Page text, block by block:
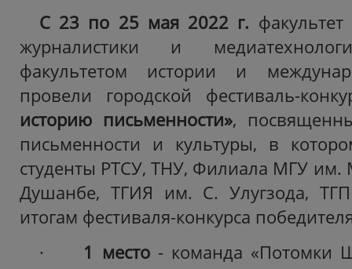
С 23 по 25 мая 2022 г.
журналистики и
факультетом истории и
провели городской фестиваль-
историю письменности»,
письменности и культуры, в
студенты РТСУ, ТНУ, Филиала МГУ им.
Душанбе, ТГИЯ им. С. Улугзода,
итогам фестиваля-конкурса
· 1 место- команда «Потомки